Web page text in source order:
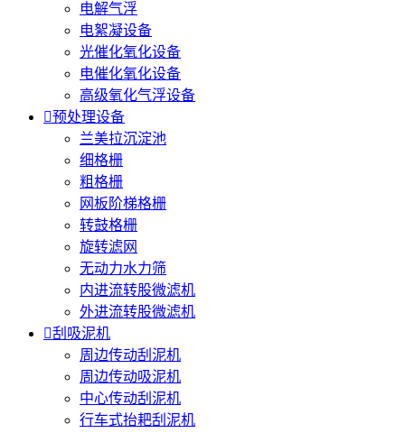
电解气浮
电絮凝设备
光催化氧化设备
电催化氧化设备
高级氧化气浮设备
预处理设备
兰美拉沉淀池
细格栅
粗格栅
网板阶梯格栅
转鼓格栅
旋转滤网
无动力水力筛
内进流转股微滤机
外进流转股微滤机
刮吸泥机
周边传动刮泥机
周边传动吸泥机
中心传动刮泥机
行车式抬耙刮泥机